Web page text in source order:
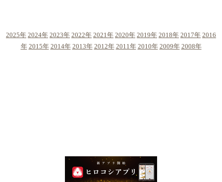
2025年 2024年 2023年 2022年 2021年 2020年 2019年 2018年 2017年 2016
年 2015年 2014年 2013年 2012年 2011年 2010年 2009年 2008年